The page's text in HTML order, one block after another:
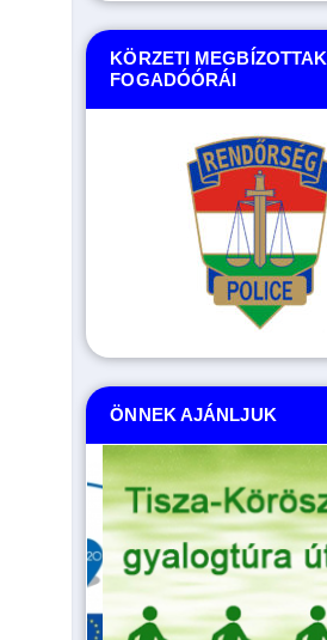
KÖRZETI MEGBÍZOTTAK
FOGADÓÓRÁI
ÖNNEK AJÁNLJUK